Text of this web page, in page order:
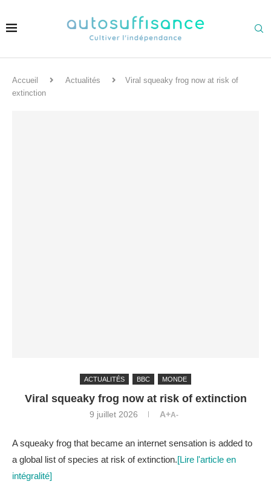
Accueil Actualités
Viral squeaky frog now at risk of
extinction
ACTUALITÉS BBC MONDE
Viral squeaky frog now at risk of extinction
9 juillet 2026 A+A-
A squeaky frog that became an internet sensation is added to
a global list of species at risk of extinction.[Lire l'article en
intégralité]